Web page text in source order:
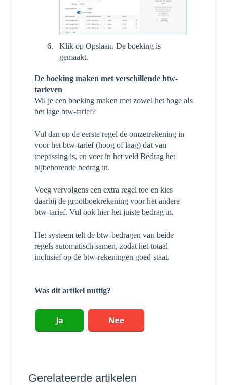
Klik op Opslaan. De boeking is
gemaakt.
De boeking maken met verschillende btw-
tarieven
Wil je een boeking maken met zowel het hoge als
het lage btw-tarief?
Vul dan op de eerste regel de omzetrekening in
voor het btw-tarief (hoog of laag) dat van
toepassing is, en voer in het veld Bedrag het
bijbehorende bedrag in.
Voeg vervolgens een extra regel toe en kies
daarbij de grootboekrekening voor het andere
btw-tarief. Vul ook hier het juiste bedrag in.
Het systeem telt de btw-bedragen van beide
regels automatisch samen, zodat het totaal
inclusief op de btw-rekeningen goed staat.
Was dit artikel nuttig?
Gerelateerde artikelen